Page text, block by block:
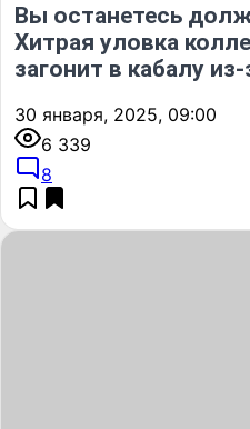
Вы останетесь
Хитрая уловка
загонит в кабалу
30 января, 2025, 09:00
6 339
8